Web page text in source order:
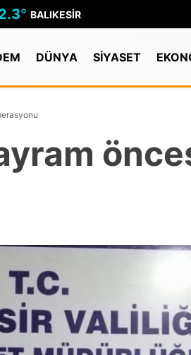
° BALIKESIR
DÜNYA SİYASET